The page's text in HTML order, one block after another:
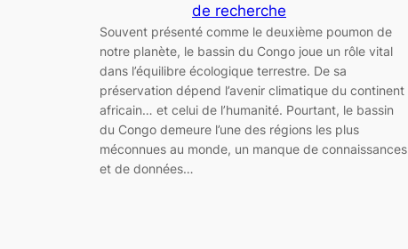
de recherche
Souvent présenté comme le deuxième poumon de
notre planète, le bassin du Congo joue un rôle vital
dans l’équilibre écologique terrestre. De sa
préservation dépend l’avenir climatique du continent
africain… et celui de l’humanité. Pourtant, le bassin
du Congo demeure l’une des régions les plus
méconnues au monde, un manque de connaissances
et de données…